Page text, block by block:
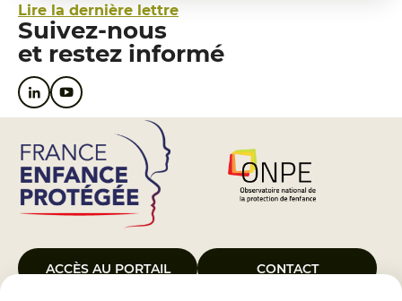
Lire la dernière lettre
Suivez-nous
et restez informé
ACCÈS AU PORTAIL CONTACT